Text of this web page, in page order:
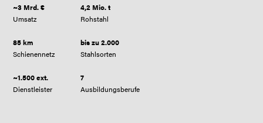
~3 Mrd. €
Umsatz
4,2 Mio. t
Rohstahl
85 km
Schienennetz
bis zu 2.000
Stahlsorten
~1.500 ext.
Dienstleister
7
Ausbildungsberufe